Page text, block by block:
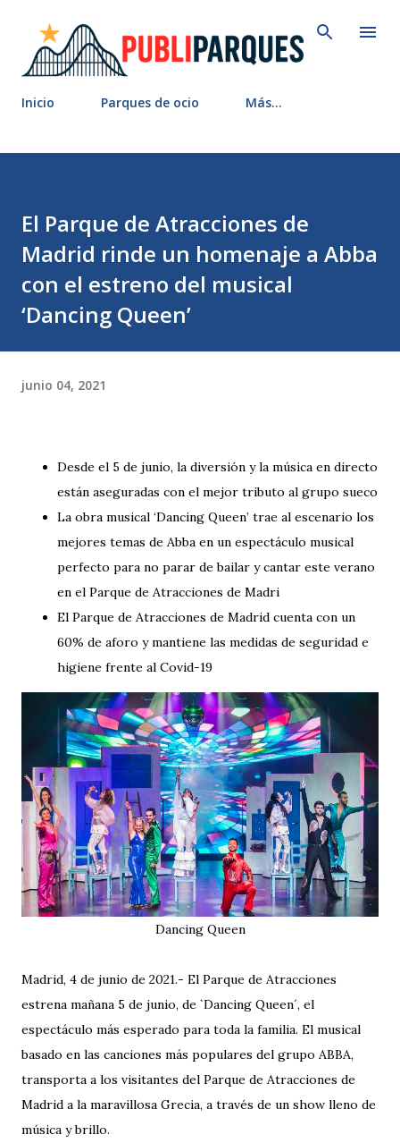
Inicio Parques de ocio Más…
El Parque de Atracciones de
Madrid rinde un homenaje a Abba
con el estreno del musical
‘Dancing Queen’
junio 04, 2021
Desde el 5 de junio, la diversión y la música en directo
están aseguradas con el mejor tributo al grupo sueco
La obra musical ‘Dancing Queen’ trae al escenario los
mejores temas de Abba en un espectáculo musical
perfecto para no parar de bailar y cantar este verano
en el Parque de Atracciones de Madri
El Parque de Atracciones de Madrid cuenta con un
60% de aforo y mantiene las medidas de seguridad e
higiene frente al Covid-19
Dancing Queen
Madrid, 4 de junio de 2021.- El Parque de Atracciones
estrena mañana 5 de junio, de `Dancing Queen´, el
espectáculo más esperado para toda la familia. El musical
basado en las canciones más populares del grupo ABBA,
transporta a los visitantes del Parque de Atracciones de
Madrid a la maravillosa Grecia, a través de un show lleno de
música y brillo.